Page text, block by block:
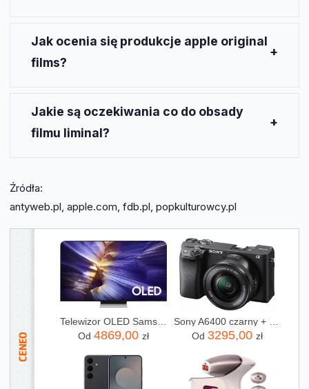
„Telepaths”, która opisuje świat po zakłóceniu
elektromagnetycznym, w którym niektórzy zyskują
zdolności telepatyczne.
Jak ocenia się produkcje apple original
films?
setki nagród i były wysokiej jakości, co budzi
zaufanie do kolejnych projektów takich jak
.
Jakie są oczekiwania co do obsady
filmu liminal?
Abdul-Mateen II
aktorów o dużych umiejętnościach.
Źródła:
antyweb.pl, apple.com, fdb.pl, popkulturowcy.pl
Telewizor OLED Samsung QE65S90FATXXH 65 cali 4K UHD
Od 4869,00 zł
Od 3295,00 zł